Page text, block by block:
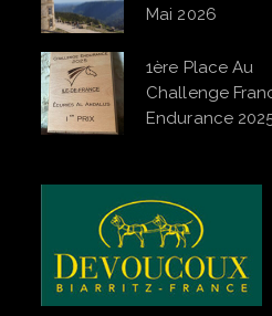
Mai 2026
1ère Place Au
Challenge
Endurance